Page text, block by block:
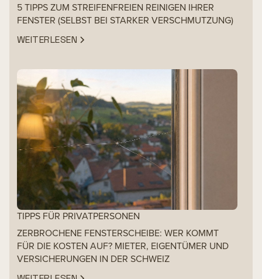
5 TIPPS ZUM STREIFENFREIEN REINIGEN IHRER
FENSTER (SELBST BEI STARKER VERSCHMUTZUNG)
WEITERLESEN
TIPPS FÜR PRIVATPERSONEN
ZERBROCHENE FENSTERSCHEIBE: WER KOMMT
FÜR DIE KOSTEN AUF? MIETER, EIGENTÜMER UND
VERSICHERUNGEN IN DER SCHWEIZ